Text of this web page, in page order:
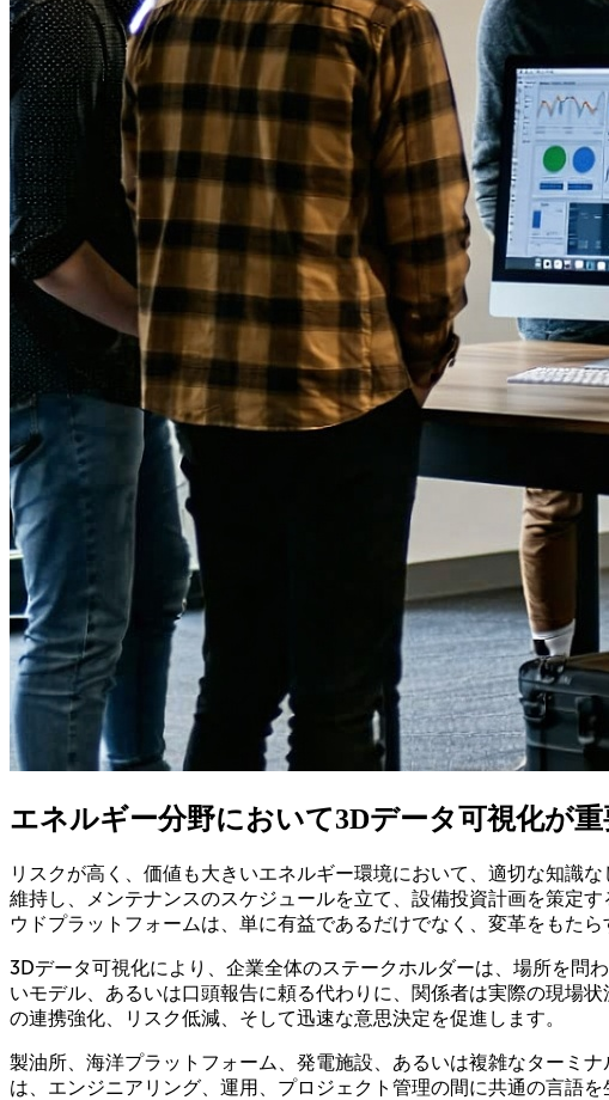
エネルギー分野において3Dデータ可視化が
リスクが高く、価値も大きいエネルギー環境において、適切な知識
維持し、メンテナンスのスケジュールを立て、設備投資計画を策定
ウドプラットフォームは、単に有益であるだけでなく、変革をもたら
3Dデータ可視化により、企業全体のステークホルダーは、場所を問
いモデル、あるいは口頭報告に頼る代わりに、関係者は実際の現場
の連携強化、リスク低減、そして迅速な意思決定を促進します。
製油所、海洋プラットフォーム、発電施設、あるいは複雑なターミ
は、エンジニアリング、運用、プロジェクト管理の間に共通の言語